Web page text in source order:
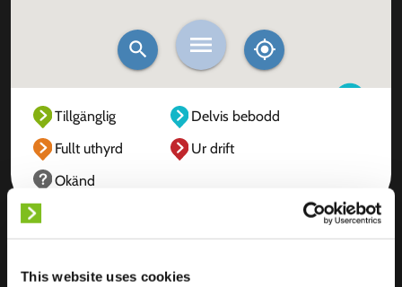
This website uses cookies
Tillgänglig
Delvis bebodd
Fullt uthyrd
Ur drift
Okänd